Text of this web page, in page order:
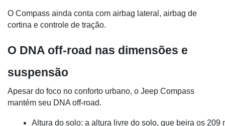
O Compass ainda conta com airbag lateral, airbag de
cortina e controle de tração.
O DNA off-road nas dimensões e
suspensão
Apesar do foco no conforto urbano, o Jeep Compass
mantém seu DNA off-road.
Altura do solo: a altura livre do solo, que beira os